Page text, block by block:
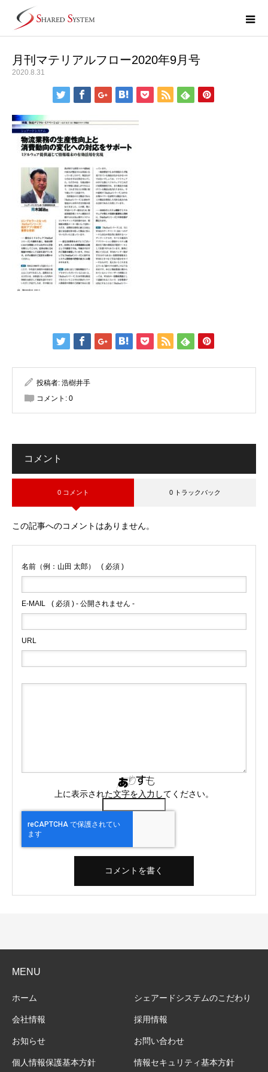
月刊マテリアルフロー2020年9月号
2020.8.31
投稿者: 浩樹井手
コメント: 0
コメント
0 コメント 0 トラックバック
この記事へのコメントはありません。
名前（例：山田 太郎） ( 必須 )
E-MAIL ( 必須 ) - 公開されません -
URL
上に表示された文字を入力してください。
MENU
ホーム シェアードシステムのこだわり
会社情報 採用情報
お知らせ お問い合わせ
個人情報保護基本方針 情報セキュリティ基本方針